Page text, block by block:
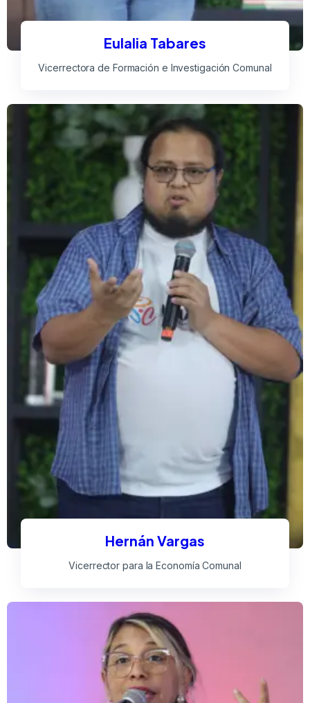
Eulalia Tabares
Vicerrectora de Formación e Investigación Comunal
Hernán Vargas
Vicerrector para la Economía Comunal